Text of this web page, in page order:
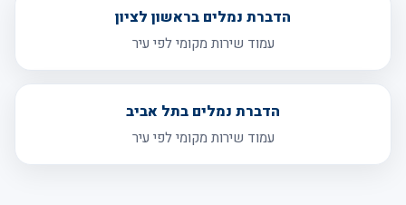
הדברת נמלים בראשון לציון
עמוד שירות מקומי לפי עיר
הדברת נמלים בתל אביב
עמוד שירות מקומי לפי עיר